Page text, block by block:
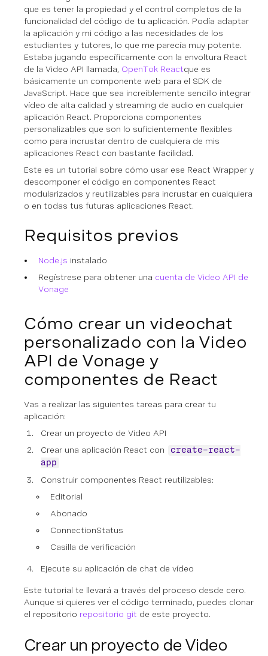
que es tener la propiedad y el control completos de la
funcionalidad del código de tu aplicación. Podía adaptar
la aplicación y mi código a las necesidades de los
estudiantes y tutores, lo que me parecía muy potente.
Estaba jugando específicamente con la envoltura React
de la Video API llamada, OpenTok Reactque es
básicamente un componente web para el SDK de
JavaScript. Hace que sea increíblemente sencillo integrar
vídeo de alta calidad y streaming de audio en cualquier
aplicación React. Proporciona componentes
personalizables que son lo suficientemente flexibles
como para incrustar dentro de cualquiera de mis
aplicaciones React con bastante facilidad.
Este es un tutorial sobre cómo usar ese React Wrapper y
descomponer el código en componentes React
modularizados y reutilizables para incrustar en cualquiera
o en todas tus futuras aplicaciones React.
Requisitos previos
Node.js instalado
Regístrese para obtener una cuenta de Video API de
Vonage
Cómo crear un videochat
personalizado con la Video
API de Vonage y
componentes de React
Vas a realizar las siguientes tareas para crear tu
aplicación:
Crear un proyecto de Video API
Crear una aplicación React con
create-react-
app
Construir componentes React reutilizables:
Editorial
Abonado
ConnectionStatus
Casilla de verificación
Ejecute su aplicación de chat de vídeo
Este tutorial te llevará a través del proceso desde cero.
Aunque si quieres ver el código terminado, puedes clonar
el repositorio repositorio git de este proyecto.
Crear un proyecto de Video